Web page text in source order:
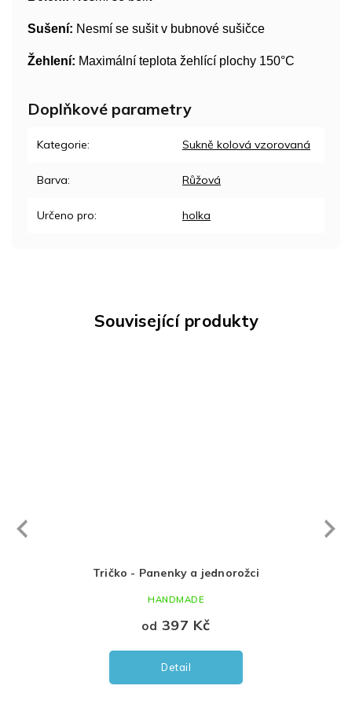
Související produkty
Tričko - Panenky a jednorožci
od 397 Kč
Detail
HANDMADE
Next
Sušení: Nesmí se sušit v bubnové sušičce
Žehlení: Maximální teplota žehlící plochy 150°C
Doplňkové parametry
Kategorie: Sukně kolová vzorovaná
Barva: Růžová
Určeno pro: holka